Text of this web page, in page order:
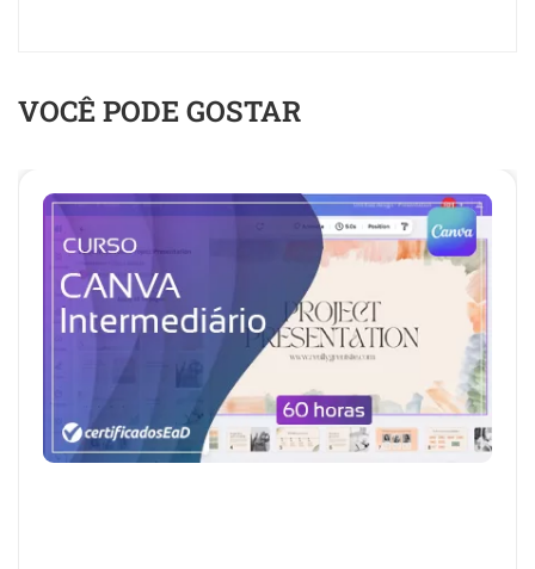
VOCÊ PODE GOSTAR